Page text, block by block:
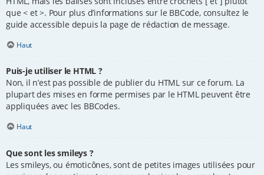
que < et >. Pour plus d’informations sur le BBCode, consultez le
guide accessible depuis la page de rédaction de message.
Haut
Puis-je utiliser le HTML ?
Non, il n’est pas possible de publier du HTML sur ce forum. La
plupart des mises en forme permises par le HTML peuvent être
appliquées avec les BBCodes.
Haut
Que sont les smileys ?
Les smileys, ou émoticônes, sont de petites images utilisées pour